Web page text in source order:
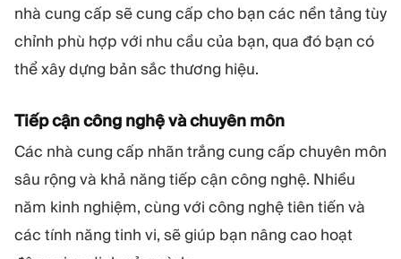
nhà cung cấp sẽ cung cấp cho bạn các nền tảng tùy
chỉnh phù hợp với nhu cầu của bạn, qua đó bạn có
thể xây dựng bản sắc thương hiệu.
Tiếp cận công nghệ và chuyên môn
Các nhà cung cấp nhãn trắng cung cấp chuyên môn
sâu rộng và khả năng tiếp cận công nghệ. Nhiều
năm kinh nghiệm, cùng với công nghệ tiên tiến và
các tính năng tinh vi, sẽ giúp bạn nâng cao hoạt